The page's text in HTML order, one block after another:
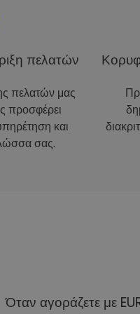
πελατών
πελατών μας
προσφέρει
και
σας.
Όταν αγοράζετε με